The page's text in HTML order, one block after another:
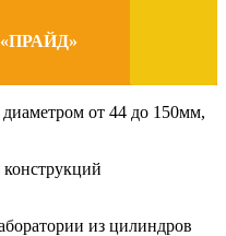
«ПРАЙД»
от 44 до 150мм,
из цилиндров